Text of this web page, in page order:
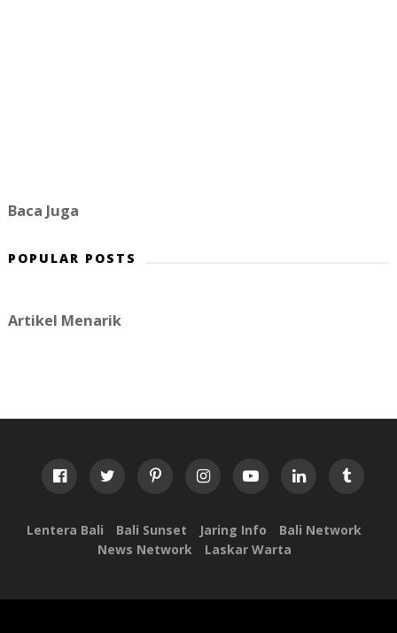
Baca Juga
POPULAR POSTS
Artikel Menarik
Lentera Bali Bali Sunset Jaring Info
Bali Network
News Network
Laskar Warta